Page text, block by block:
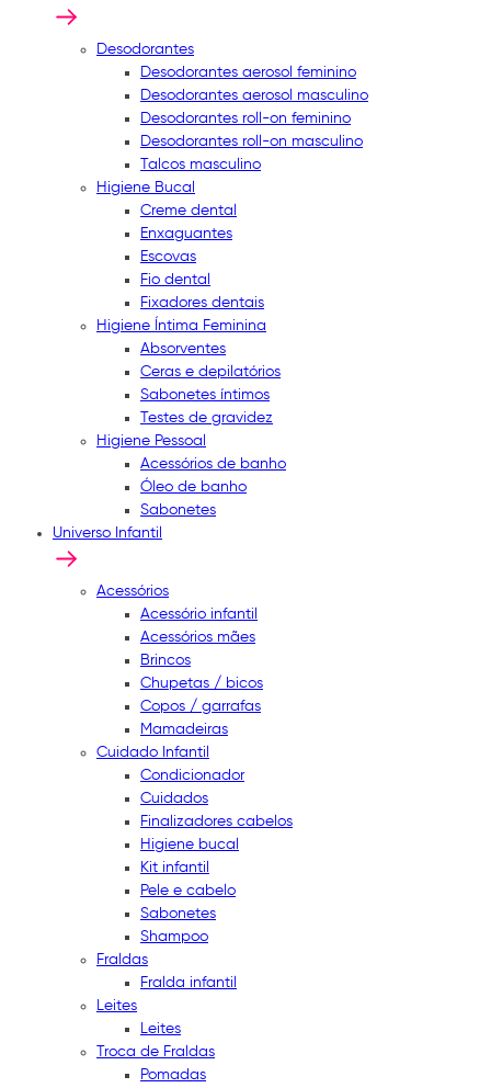
Desodorantes
Desodorantes aerosol feminino
Desodorantes aerosol masculino
Desodorantes roll-on feminino
Desodorantes roll-on masculino
Talcos masculino
Higiene Bucal
Creme dental
Enxaguantes
Escovas
Fio dental
Fixadores dentais
Higiene Íntima Feminina
Absorventes
Ceras e depilatórios
Sabonetes íntimos
Testes de gravidez
Higiene Pessoal
Acessórios de banho
Óleo de banho
Sabonetes
Universo Infantil
Acessórios
Acessório infantil
Acessórios mães
Brincos
Chupetas / bicos
Copos / garrafas
Mamadeiras
Cuidado Infantil
Condicionador
Cuidados
Finalizadores cabelos
Higiene bucal
Kit infantil
Pele e cabelo
Sabonetes
Shampoo
Fraldas
Fralda infantil
Leites
Leites
Troca de Fraldas
Pomadas